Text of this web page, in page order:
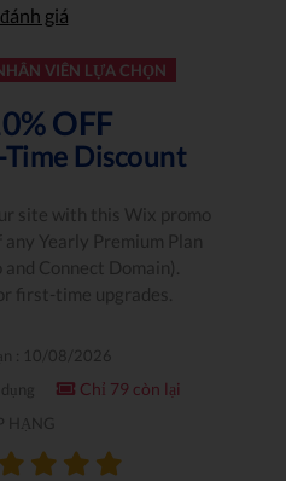
giá
VIÊN LỰA CHỌN
OFF
Discount
site with this Wix promo
Yearly Premium Plan
Connect Domain).
first-time upgrades.
: 10/08/2026
Chỉ 79 còn lại
HẠNG